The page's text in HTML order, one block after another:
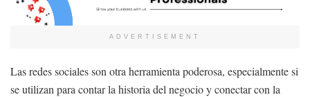
ADVERTISEMENT
Las redes sociales son otra herramienta poderosa, especialmente si
se utilizan para contar la historia del negocio y conectar con la